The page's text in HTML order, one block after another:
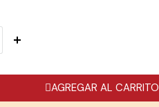
AGREGAR AL CARRITO